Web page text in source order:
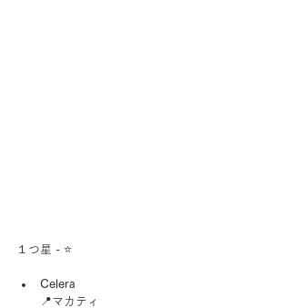
１つ星 - ⭐️
Celera
📍マカティ